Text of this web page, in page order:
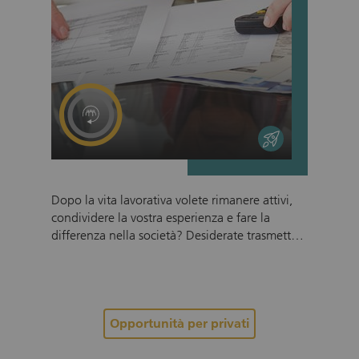
entrepreneurial
Dopo la vita lavorativa volete rimanere attivi,
condividere la vostra esperienza e fare la
differenza nella società? Desiderate trasmettere
competenze in reti regionali per sostenere
organizzazioni di utilità pubblica in modo
professionale, volontario e gratuito. Così
Opportunità per privati